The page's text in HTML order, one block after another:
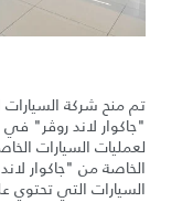
تم منح شركة السيارات
"جاكوار لاند روڤر"
الخاصة من "جاكوار
السيارات التي تحتوي